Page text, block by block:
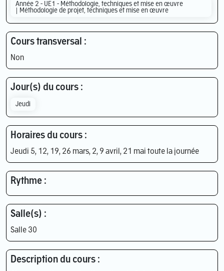
Année 2 - UE1 - Méthodologie, techniques et mise en œuvre
| Méthodologie de projet, techniques et mise en œuvre
Cours transversal :
Non
Jour(s) du cours :
Jeudi
Horaires du cours :
Jeudi 5, 12, 19, 26 mars, 2, 9 avril, 21 mai toute la journée
Rythme :
Salle(s) :
Salle 30
Description du cours :